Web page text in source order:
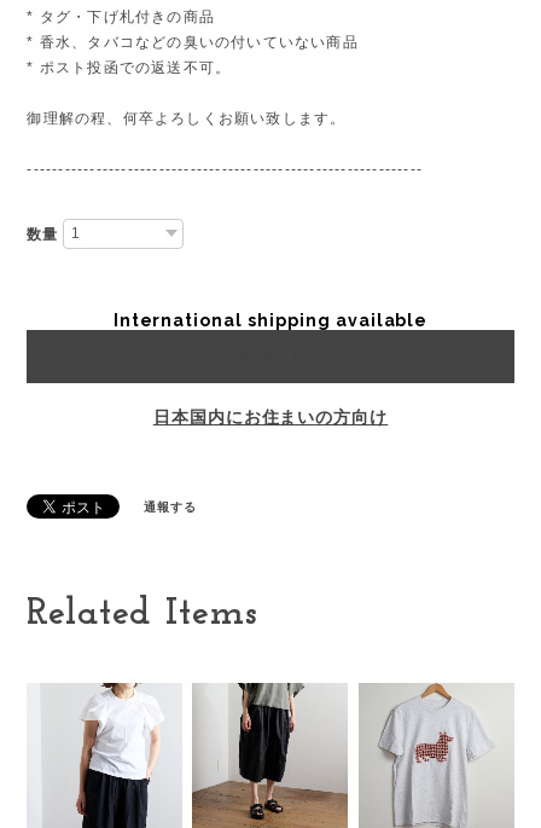
* タグ・下げ札付きの商品
* 香水、タバコなどの臭いの付いていない商品
* ポスト投函での返送不可。
御理解の程、何卒よろしくお願い致します。
---------------------------------------------------------------
数量
International shipping available
日本国内にお住まいの方向け
通報する
Related Items